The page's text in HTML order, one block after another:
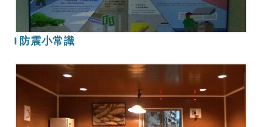
防震小常識
地
震
體
驗